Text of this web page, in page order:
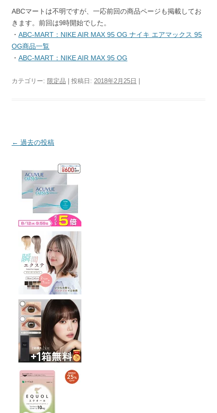
ABCマートは不明ですが、一応前回の商品ページも掲載してお
きます。前回は9時開始でした。
・ ABC-MART：NIKE AIR MAX 95 OG ナイキ エアマックス 95
OG商品一覧
・ ABC-MART：NIKE AIR MAX 95 OG
カテゴリー: 限定品 | 投稿日: 2018年2月25日
投稿ナビゲーション
← 過去の投稿